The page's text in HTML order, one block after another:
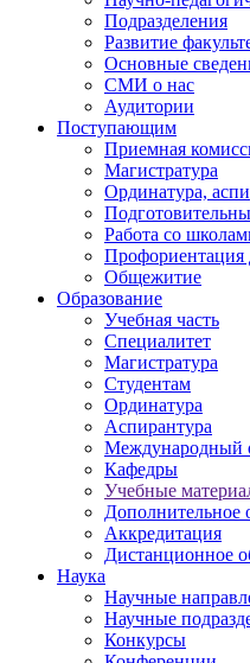
Подразделения
Развитие
Основные
СМИ о нас
Аудитории
Поступающим
Приемная
Магистратура
Ординатура,
Работа со
Профориентация
Общежитие
Образование
Учебная часть
Специалитет
Магистратура
Студентам
Ординатура
Аспирантура
Международный
Кафедры
Учебные
Дополнительное
Аккредитация
Дистанционное
Наука
Научные
Научные
Конкурсы